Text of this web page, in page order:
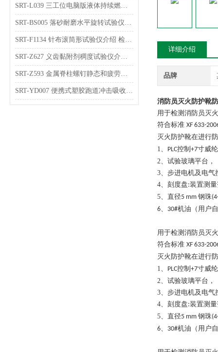
SRT-L039 三工位电脑版液体持续燃烧试验仪的原理介绍 符合检测标准
SRT-BS005 落砂耐磨水平旋转试验仪介绍 检测稳定
SRT-F1134 针布滚筒形试验仪介绍 检测数据稳定
SRT-Z627 义齿黏附剂稠度试验仪介绍 符合检测标准
SRT-Z593 金属脊柱螺钉静态和疲劳弯曲强度试验仪介绍 参数稳定
SRT-YD007 便携式塑胶跑道冲击吸收及垂直变形试验仪介绍 操作简单
详细介绍
品牌
消防员灭火防护靴
用于检测消防员灭
符合标准 XF 633-
灭火防护靴在进行
1、 PLC控制 +7寸威
2、 试验玻璃平台，
3、 步进电机及电气
4、 刻度盘:装置测
5、 直径5 mm 钢珠(4
6、 30#机油（用户
用于检测消防员灭
符合标准 XF 633-
灭火防护靴在进行
1、 PLC控制 +7寸威
2、 试验玻璃平台，
3、 步进电机及电气
4、 刻度盘:装置测
5、 直径5 mm 钢珠(4
6、 30#机油（用户